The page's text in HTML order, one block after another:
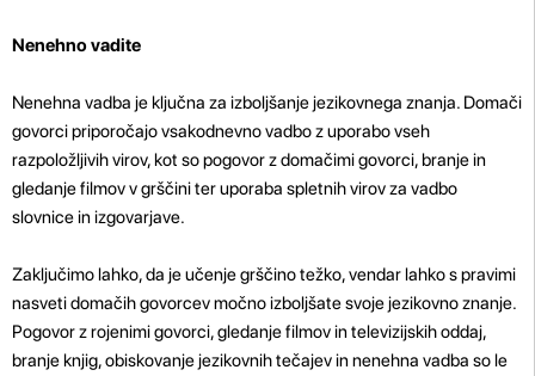
Nenehno vadite
Nenehna vadba je ključna za izboljšanje jezikovnega znanja. Domači
govorci priporočajo vsakodnevno vadbo z uporabo vseh
razpoložljivih virov, kot so pogovor z domačimi govorci, branje in
gledanje filmov v grščini ter uporaba spletnih virov za vadbo
slovnice in izgovarjave.
Zaključimo lahko, da je učenje grščino težko, vendar lahko s pravimi
nasveti domačih govorcev močno izboljšate svoje jezikovno znanje.
Pogovor z rojenimi govorci, gledanje filmov in televizijskih oddaj,
branje knjig, obiskovanje jezikovnih tečajev in nenehna vadba so le